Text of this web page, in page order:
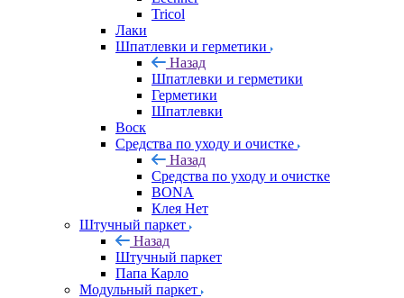
Tricol
Лаки
Шпатлевки и герметики
Назад
Шпатлевки и герметики
Герметики
Шпатлевки
Воск
Средства по уходу и очистке
Назад
Средства по уходу и очистке
BONA
Клея Нет
Штучный паркет
Назад
Штучный паркет
Папа Карло
Модульный паркет